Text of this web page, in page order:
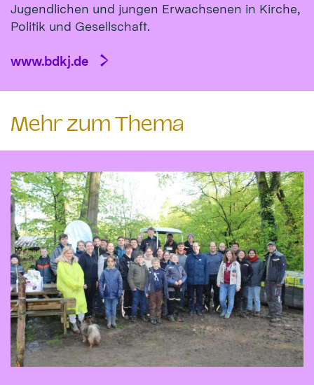
Jugendlichen und jungen Erwachsenen in Kirche,
Politik und Gesellschaft.
www.bdkj.de
Mehr zum Thema